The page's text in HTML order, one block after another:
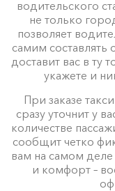
водительского
не только
позволяет
самим
доставит вас в ту
укажете и
При заказе
сразу уточнит у
количестве
сообщит четко
вам на самом
и комфорт –